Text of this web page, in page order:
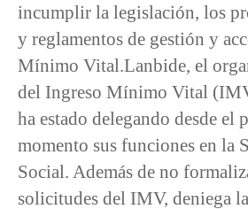
incumplir la legislación, los
y reglamentos de gestión y
Mínimo Vital.Lanbide, el
del Ingreso Mínimo Vital
ha estado delegando desde el
momento sus funciones en la
Social. Además de no
solicitudes del IMV, deniega